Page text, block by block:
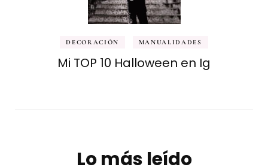
DECORACIÓN MANUALIDADES
Mi TOP 10 Halloween en Ig
Lo más leído